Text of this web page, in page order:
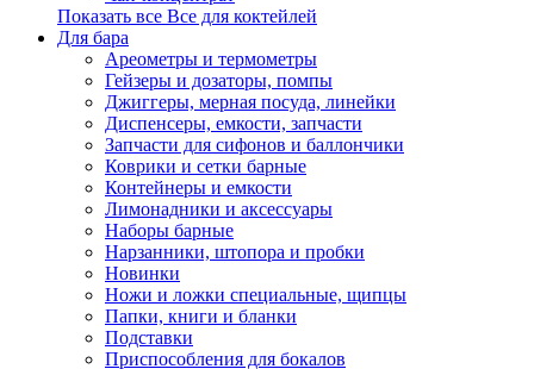
Показать все Все для коктейлей
Для бара
Ареометры и термометры
Гейзеры и дозаторы, помпы
Джиггеры, мерная посуда, линейки
Диспенсеры, емкости, запчасти
Запчасти для сифонов и баллончики
Коврики и сетки барные
Контейнеры и емкости
Лимонадники и аксессуары
Наборы барные
Нарзанники, штопора и пробки
Новинки
Ножи и ложки специальные, щипцы
Папки, книги и бланки
Подставки
Приспособления для бокалов